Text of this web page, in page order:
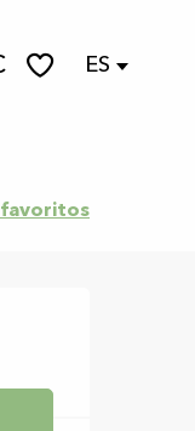
ES
favoritos